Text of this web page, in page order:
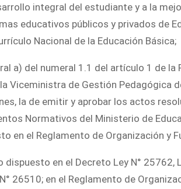
integral del estudiante y a la
educativos públicos y privados de
Nacional de la Educación Básica;
a) del numeral 1.1 del artículo 1 de
la Viceministra de Gestión Pedagógica
la de emitir y aprobar los actos
Normativos del Ministerio de
en el Reglamento de Organización y
en el Decreto Ley N° 25762,
26510; en el Reglamento de